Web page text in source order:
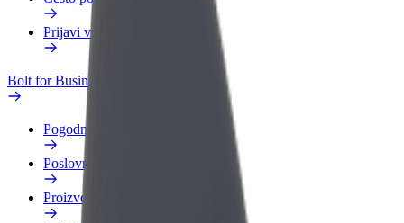
Prijavi vozilo
Bolt for Business
Pogodnosti
Poslovni profil
Proizvodi